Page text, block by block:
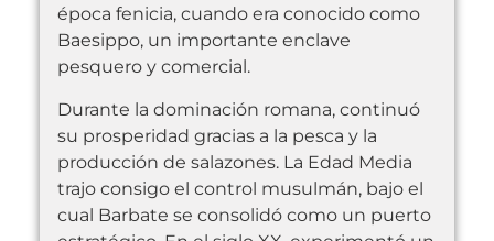
época fenicia, cuando era conocido como
Baesippo, un importante enclave
pesquero y comercial.
Durante la dominación romana, continuó
su prosperidad gracias a la pesca y la
producción de salazones. La Edad Media
trajo consigo el control musulmán, bajo el
cual Barbate se consolidó como un puerto